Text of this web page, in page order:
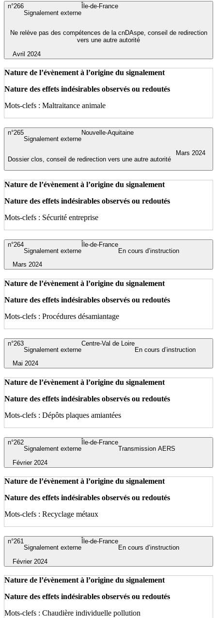
Avril 2024
Ne relève pas des compétences de la cnDAspe, conseil de redirection
vers une autre autorité
Île-de-France
Signalement externe
n°266
Nature de l’évènement à l’origine du signalement
Nature des effets indésirables observés ou redoutés
Mots-clefs : Maltraitance animale
Mars 2024
Dossier clos, conseil de redirection vers une autre autorité
Nouvelle-Aquitaine
Signalement externe
n°265
Nature de l’évènement à l’origine du signalement
Nature des effets indésirables observés ou redoutés
Mots-clefs : Sécurité entreprise
Mars 2024
En cours d’instruction
Île-de-France
Signalement externe
n°264
Nature de l’évènement à l’origine du signalement
Nature des effets indésirables observés ou redoutés
Mots-clefs : Procédures désamiantage
Mai 2024
En cours d’instruction
Centre-Val de Loire
Signalement externe
n°263
Nature de l’évènement à l’origine du signalement
Nature des effets indésirables observés ou redoutés
Mots-clefs : Dépôts plaques amiantées
Février 2024
Transmission AERS
Île-de-France
Signalement externe
n°262
Nature de l’évènement à l’origine du signalement
Nature des effets indésirables observés ou redoutés
Mots-clefs : Recyclage métaux
Février 2024
En cours d’instruction
Île-de-France
Signalement externe
n°261
Nature de l’évènement à l’origine du signalement
Nature des effets indésirables observés ou redoutés
Mots-clefs : Chaudière individuelle pollution